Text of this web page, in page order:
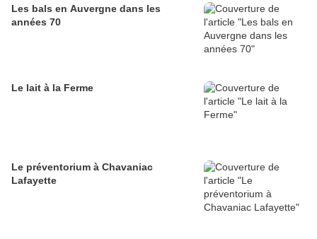
Les bals en Auvergne dans les
années 70
Le lait à la Ferme
Le préventorium à Chavaniac
Lafayette